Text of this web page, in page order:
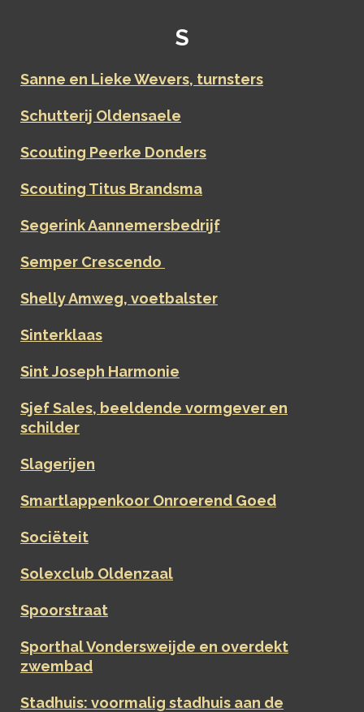
S
Sanne en Lieke Wevers, turnsters
Schutterij Oldensaele
Scouting Peerke Donders
Scouting Titus Brandsma
Segerink Aannemersbedrijf
Semper Crescendo
Shelly Amweg, voetbalster
Sinterklaas
Sint Joseph Harmonie
Sjef Sales, beeldende vormgever en
schilder
Slagerijen
Smartlappenkoor Onroerend Goed
Sociëteit
Solexclub Oldenzaal
Spoorstraat
Sporthal Vondersweijde en overdekt
zwembad
Stadhuis: voormalig stadhuis aan de